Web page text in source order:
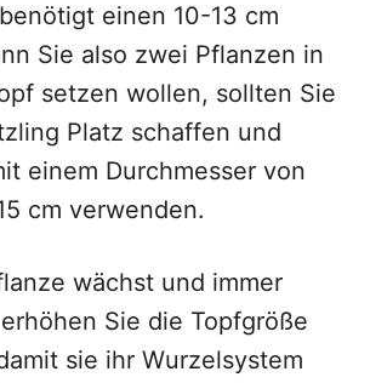
einen 10-13 cm
Sie also zwei Pflanzen in
setzen wollen, sollten Sie
Platz schaffen und
einem Durchmesser von
cm verwenden.
wächst und immer
Sie die Topfgröße
sie ihr Wurzelsystem